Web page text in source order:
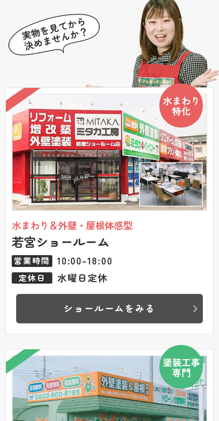
水まわり＆外壁・屋根体感型
若宮ショールーム
水まわり
特化
営業時間 10:00-18:00
定休日 水曜日定休
ショールームをみる
塗装工事
専門